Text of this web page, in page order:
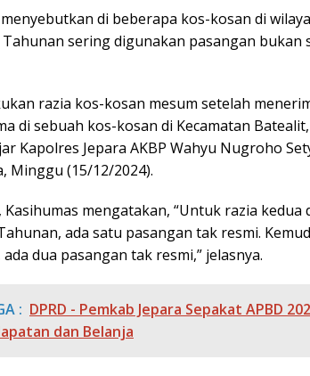
di beberapa kos-kosan di
Tahunan sering digunakan pasangan
razia kos-kosan mesum setelah
di sebuah kos-kosan di Kecamatan
Kapolres Jepara AKBP Wahyu Nugroho
Minggu (15/12/2024).
mengatakan, “Untuk razia kedua
ada satu pasangan tak resmi.
ada dua pasangan tak resmi,” jelasnya.
: DPRD - Pemkab Jepara Sepakat APBD
dan Belanja